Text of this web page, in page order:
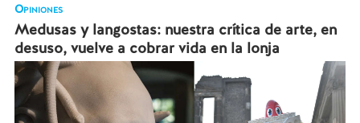
Opiniones
Medusas y langostas: nuestra crítica de arte, en
desuso, vuelve a cobrar vida en la lonja